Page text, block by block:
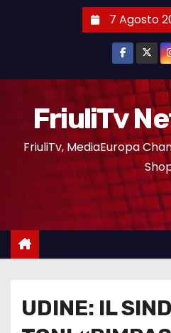
7 Agosto
FriuliTv
FriuliTv, MediaEuropa
UDINE: IL